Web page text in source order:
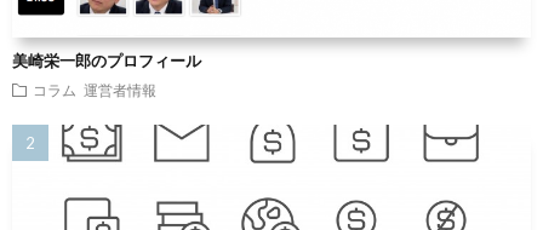
美崎栄一郎のプロフィール
コラム 運営者情報